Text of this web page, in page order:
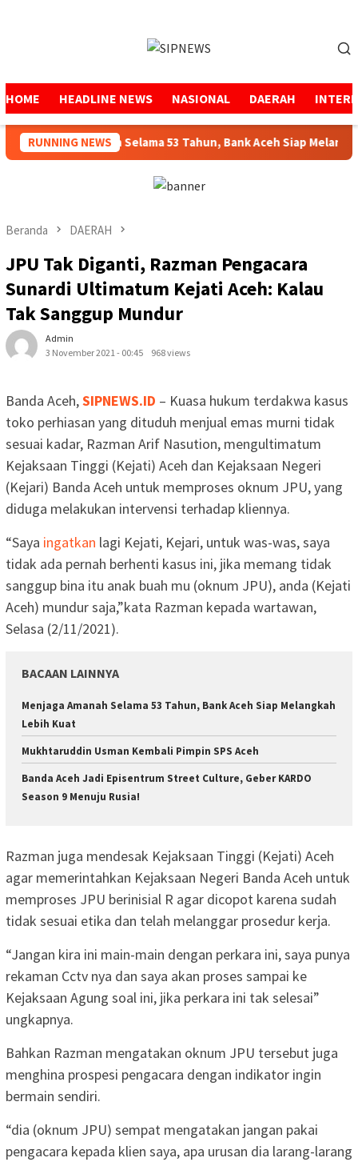
HOME HEADLINE NEWS NASIONAL DAERAH
RUNNING NEWS
Menjaga Amanah Selama 53 Tahun, Bank Aceh Siap Melangkah
Beranda DAERAH
JPU Tak Diganti, Razman Pengacara
Sunardi Ultimatum Kejati Aceh: Kalau
Tak Sanggup Mundur
Admin
3 November 2021 - 00:45
968 views
Banda Aceh,SIPNEWS.ID – Kuasa hukum terdakwa kasus
toko perhiasan yang dituduh menjual emas murni tidak
sesuai kadar, Razman Arif Nasution, mengultimatum
Kejaksaan Tinggi (Kejati) Aceh dan Kejaksaan Negeri
(Kejari) Banda Aceh untuk memproses oknum JPU, yang
diduga melakukan intervensi terhadap kliennya.
“Saya ingatkan lagi Kejati, Kejari, untuk was-was, saya
tidak ada pernah berhenti kasus ini, jika memang tidak
sanggup bina itu anak buah mu (oknum JPU), anda (Kejati
Aceh) mundur saja,”kata Razman kepada wartawan,
Selasa (2/11/2021).
BACAAN LAINNYA
Menjaga Amanah Selama 53 Tahun, Bank Aceh Siap Melangkah
Lebih Kuat
Mukhtaruddin Usman Kembali Pimpin SPS Aceh
Banda Aceh Jadi Episentrum Street Culture, Geber KARDO
Season 9 Menuju Rusia!
Razman juga mendesak Kejaksaan Tinggi (Kejati) Aceh
agar memerintahkan Kejaksaan Negeri Banda Aceh untuk
memproses JPU berinisial R agar dicopot karena sudah
tidak sesuai etika dan telah melanggar prosedur kerja.
“Jangan kira ini main-main dengan perkara ini, saya punya
rekaman Cctv nya dan saya akan proses sampai ke
Kejaksaan Agung soal ini, jika perkara ini tak selesai”
ungkapnya.
Bahkan Razman mengatakan oknum JPU tersebut juga
menghina prospesi pengacara dengan indikator ingin
bermain sendiri.
“dia (oknum JPU) sempat mengatakan jangan pakai
pengacara kepada klien saya, apa urusan dia larang-larang